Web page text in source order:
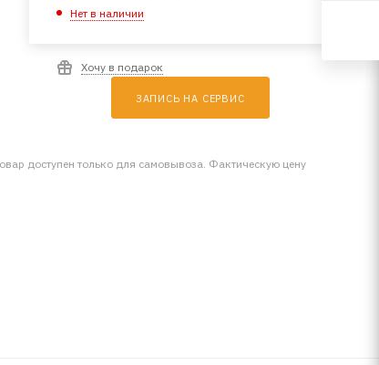
Нет в наличии
Хочу в подарок
ЗАПИСЬ НА СЕРВИС
доступен только для самовывоза. Фактическую цену